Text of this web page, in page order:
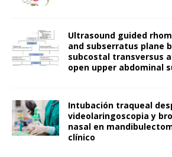
Ultrasound guided
and subserratus plane
subcostal transversus
open upper abdominal
Intubación traqueal
videolaringoscopia y
nasal en
clínico